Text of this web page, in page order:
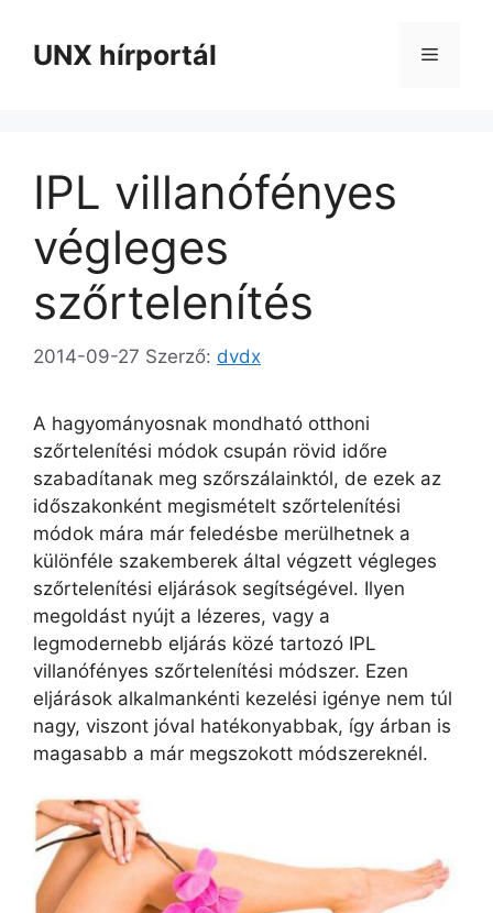
tartalomba
UNX hírportál Menü
IPL villanófényes
végleges
szőrtelenítés
2014-09-27 Szerző: dvdx
A hagyományosnak mondható otthoni
szőrtelenítési módok csupán rövid időre
szabadítanak meg szőrszálainktól, de ezek az
időszakonként megismételt szőrtelenítési
módok mára már feledésbe merülhetnek a
különféle szakemberek által végzett végleges
szőrtelenítési eljárások segítségével. Ilyen
megoldást nyújt a lézeres, vagy a
legmodernebb eljárás közé tartozó IPL
villanófényes szőrtelenítési módszer. Ezen
eljárások alkalmankénti kezelési igénye nem túl
nagy, viszont jóval hatékonyabbak, így árban is
magasabb a már megszokott módszereknél.